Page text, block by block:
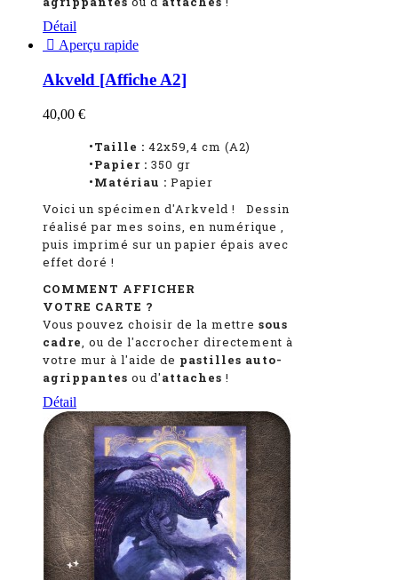
Détail
 Aperçu rapide
Akveld [Affiche A2]
40,00 €
•Taille : 42x59,4 cm (A2)
•Papier : 350 gr
•Matériau : Papier
Voici un spécimen d'Arkveld !
Dessin
réalisé par mes soins, en numérique ,
puis imprimé sur un papier épais avec
effet doré !
COMMENT AFFICHER
VOTRE CARTE ?
Vous pouvez choisir de la mettre sous
cadre, ou de l'accrocher directement à
votre mur à l'aide de pastilles auto-
agrippantes ou d'attaches !
Détail